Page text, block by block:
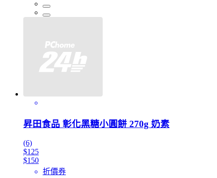
昇田食品 彰化黑糖小圓餅 270g 奶素
(6)
$125
$150
折價券